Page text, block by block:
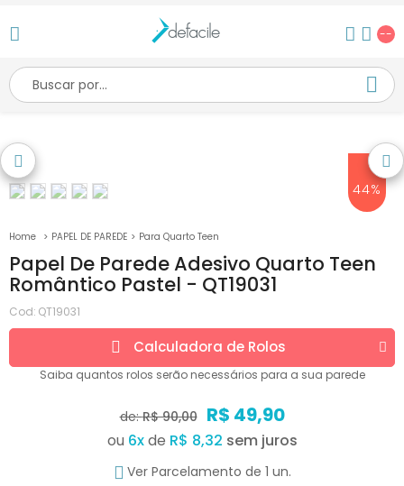
--
44%
PAPEL DE PAREDE Para Quarto Teen
Papel De Parede Adesivo Quarto Teen
Romântico Pastel - QT19031
Cod: QT19031
Calculadora de Rolos
Saiba quantos rolos serão necessários para a sua parede
de:R$ 90,00 R$ 49,90
ou 6xde R$ 8,32
Ver Parcelamento de 1 un.